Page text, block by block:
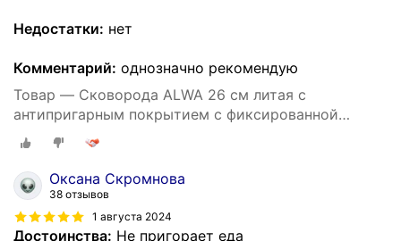
Недостатки: нет
Комментарий: однозначно рекомендую
Товар — Cковорода ALWA 26 см литая с
антипригарным покрытием с фиксированной
ручкой цвет мрамор
Оксана Скромнова
38 отзывов
1 августа 2024
Достоинства: Не пригорает еда